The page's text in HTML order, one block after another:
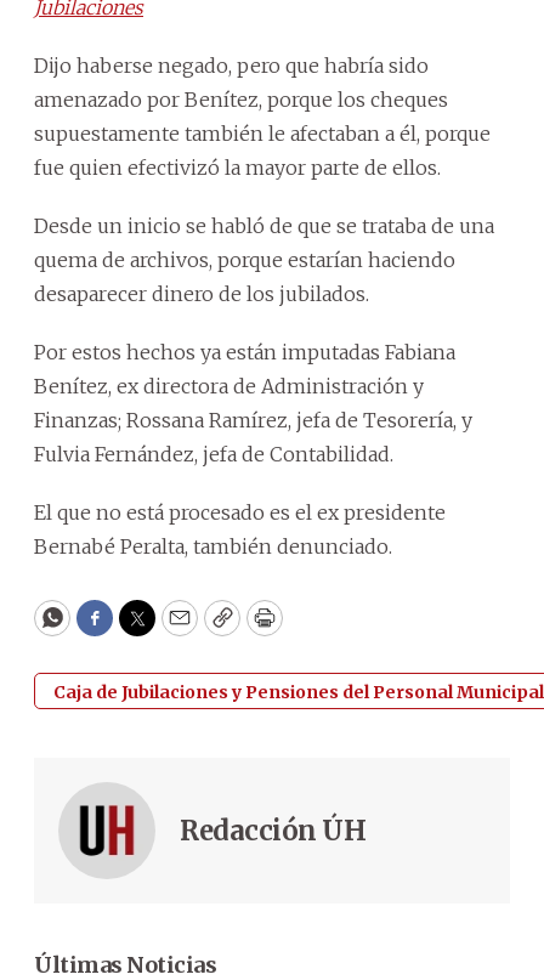
Jubilaciones
Dijo haberse negado, pero que habría sido
amenazado por Benítez, porque los cheques
supuestamente también le afectaban a él, porque
fue quien efectivizó la mayor parte de ellos.
Desde un inicio se habló de que se trataba de una
quema de archivos, porque estarían haciendo
desaparecer dinero de los jubilados.
Por estos hechos ya están imputadas Fabiana
Benítez, ex directora de Administración y
Finanzas; Rossana Ramírez, jefa de Tesorería, y
Fulvia Fernández, jefa de Contabilidad.
El que no está procesado es el ex presidente
Bernabé Peralta, también denunciado.
WhatsApp
Facebook
Twitter
EmailCopyPrint
Caja de Jubilaciones y Pensiones del Personal Municipal
Redacción ÚH
Últimas Noticias